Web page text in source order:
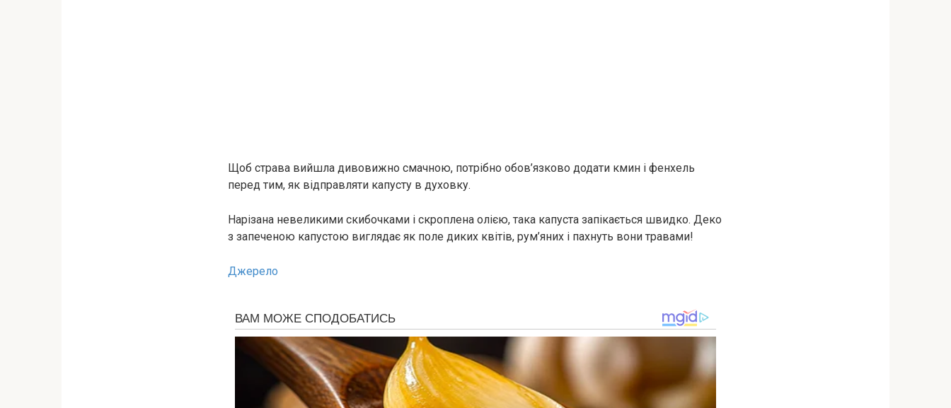
Щоб страва вийшла дивовижно смачною, потрібно обов’язково додати кмин і фенхель
перед тим, як відправляти капусту в духовку.
Нарізана невеликими скибочками і скроплена олією, така капуста запікається швидко. Деко
з запеченою капустою виглядає як поле диких квітів, рум’яних і пахнуть вони травами!
Джерело